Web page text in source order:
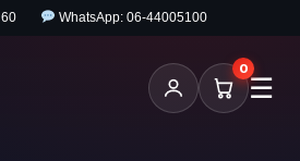
WhatsApp: 06-44005100
0
☰